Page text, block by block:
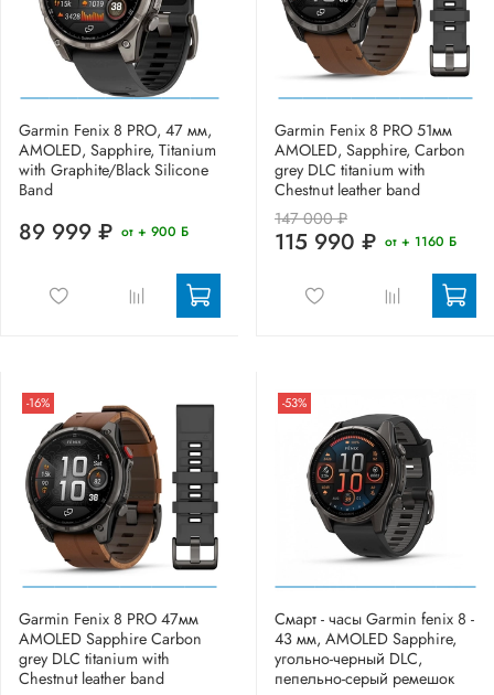
Garmin Fenix 8 PRO, 47 мм,
AMOLED, Sapphire, Titanium
with Graphite/Black Silicone
Band
89 999 ₽ от + 900 Б
Garmin Fenix 8 PRO 51мм
AMOLED, Sapphire, Carbon
grey DLC titanium with
Chestnut leather band
147 000 ₽
115 990 ₽ от + 1160 Б
-16%
Garmin Fenix 8 PRO 47мм
AMOLED Sapphire Carbon
grey DLC titanium with
Chestnut leather band
-53%
Смарт - часы Garmin fenix 8 -
43 мм, AMOLED Sapphire,
угольно-черный DLC,
пепельно-серый ремешок